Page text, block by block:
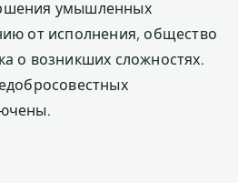
умышленных
от исполнения, общество
о возникших сложностях.